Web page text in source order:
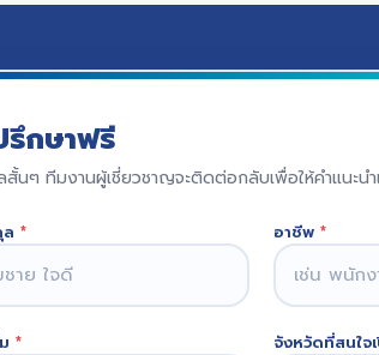
รึกษาฟรี
นๆ ทีมงานผู้เชี่ยวชาญจะติดต่อกลับเพื่อให้คำแนะน
ล* อาชีพ *
ม* จังหวัดที่สนใจ